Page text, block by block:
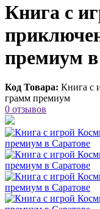
Книга с
премиум
Код Товара: Книга с
грамм премиум
0 отзывов